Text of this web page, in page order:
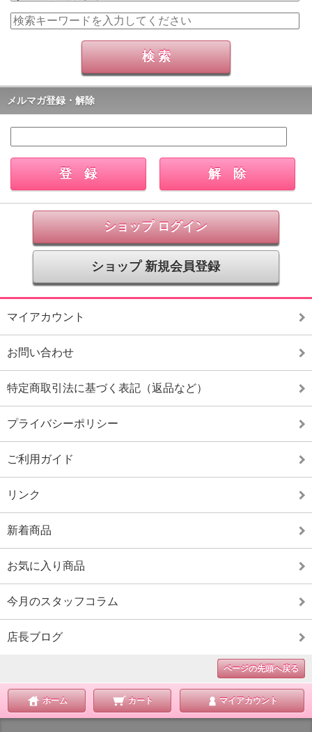
メルマガ登録・解除
ショップ ログイン
ショップ 新規会員登録
マイアカウント
お問い合わせ
特定商取引法に基づく表記（返品など）
プライバシーポリシー
ご利用ガイド
リンク
新着商品
お気に入り商品
今月のスタッフコラム
店長ブログ
ページの先頭へ戻る
ホーム カート マイアカウント